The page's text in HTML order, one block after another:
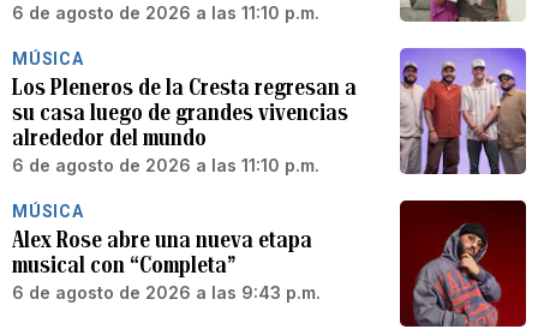
6 de agosto de 2026 a las 11:10 p.m.
MÚSICA
Los Pleneros de la Cresta regresan a
su casa luego de grandes vivencias
alrededor del mundo
6 de agosto de 2026 a las 11:10 p.m.
MÚSICA
Alex Rose abre una nueva etapa
musical con “Completa”
6 de agosto de 2026 a las 9:43 p.m.